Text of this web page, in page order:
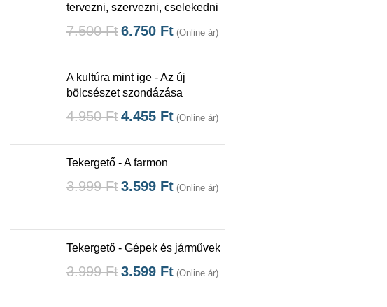
tervezni, szervezni, cselekedni
7.500Ft6.750 Ft (Online ár)
A kultúra mint ige - Az új
bölcsészet szondázása
4.950Ft4.455 Ft (Online ár)
Tekergető - A farmon
3.999Ft3.599 Ft (Online ár)
Tekergető - Gépek és járművek
3.999Ft3.599 Ft (Online ár)